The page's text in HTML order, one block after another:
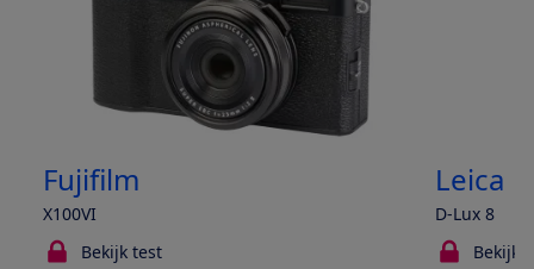
Fujifilm
X100VI
Leica
D-Lux 8
Bekijk test
Bekijk